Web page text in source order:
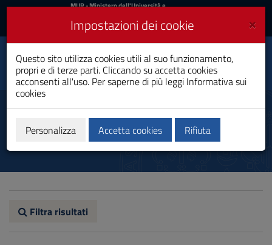
Vai
al
navigazione
sito
Footer
MIUR
Accedi
MUR- Ministero dell'Università e
Accedi UniCA News
Toggle
navigation
Università degli
Studi di Cagliari
Centri di servizio
Filtra risultati
×
Impostazioni dei cookie
Questo sito utilizza cookies utili al suo funzionamento,
propri e di terze parti. Cliccando su accetta cookies
acconsenti all'uso. Per saperne di più leggi Informativa sui
cookies
Personalizza Accetta cookies Rifiuta